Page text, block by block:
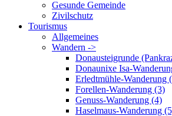
Gesunde Gemeinde
Zivilschutz
Tourismus
Allgemeines
Wandern ->
Donausteigrunde
Donaunixe Isa-
Erledtmühle-Wanderung
Forellen-Wanderung (3)
Genuss-Wanderung (4)
Haselmaus-Wanderung